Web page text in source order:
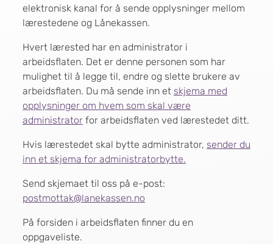
elektronisk kanal for å sende opplysninger mellom
lærestedene og Lånekassen.
Hvert lærested har en administrator i
arbeidsflaten. Det er denne personen som har
mulighet til å legge til, endre og slette brukere av
arbeidsflaten. Du må sende inn et skjema med
opplysninger om hvem som skal være
administrator for arbeidsflaten ved lærestedet ditt.
Hvis lærestedet skal bytte administrator, sender du
inn et skjema for administratorbytte.
Send skjemaet til oss på e-post:
postmottak@lanekassen.no
På forsiden i arbeidsflaten finner du en
oppgaveliste.